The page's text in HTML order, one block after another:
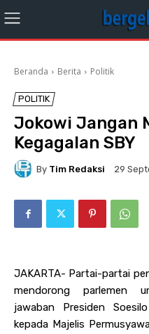
Beranda Berita Politik
POLITIK
Jokowi Jangan
Kegagalan SBY
By Tim Redaksi 29
JAKARTA- Partai-partai
mendorong parlemen
jawaban Presiden
kepada Majelis